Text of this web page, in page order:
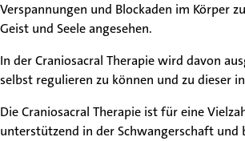
Verspannungen und Blockaden im Körper
Geist und Seele angesehen.
In der Craniosacral Therapie wird davon
selbst regulieren zu können und zu dieser
Die Craniosacral Therapie ist für eine
unterstützend in der Schwangerschaft und